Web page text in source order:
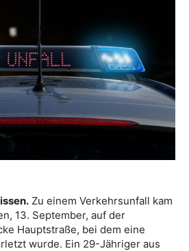
Zu einem Verkehrsunfall kam
13. September, auf der
Hauptstraße, bei dem eine
wurde. Ein 29-Jähriger aus